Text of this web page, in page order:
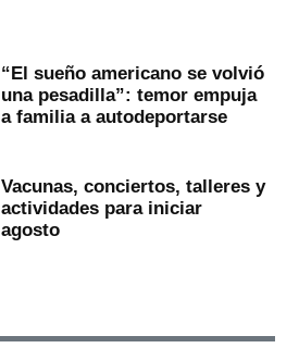
“El sueño americano se volvió
una pesadilla”: temor empuja
a familia a autodeportarse
Vacunas, conciertos, talleres y
actividades para iniciar
agosto